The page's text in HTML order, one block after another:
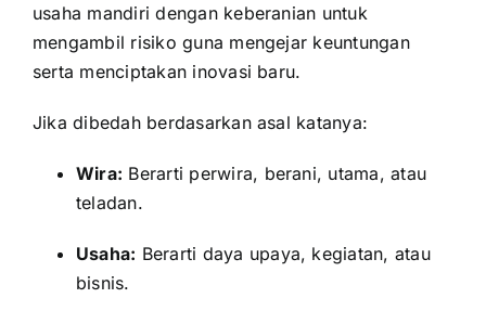
usaha mandiri dengan keberanian untuk
mengambil risiko guna mengejar keuntungan
serta menciptakan inovasi baru.
Jika dibedah berdasarkan asal katanya:
Wira: Berarti perwira, berani, utama, atau
teladan.
Usaha: Berarti daya upaya, kegiatan, atau
bisnis.